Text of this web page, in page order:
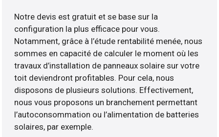
Notre devis est gratuit et se base sur la
configuration la plus efficace pour vous.
Notamment, grâce à l’étude rentabilité menée, nous
sommes en capacité de calculer le moment où les
travaux d’installation de panneaux solaire sur votre
toit deviendront profitables. Pour cela, nous
disposons de plusieurs solutions. Effectivement,
nous vous proposons un branchement permettant
l’autoconsommation ou l’alimentation de batteries
solaires, par exemple.